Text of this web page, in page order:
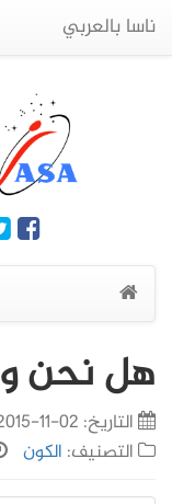
ناسا بالعربي
هل نحن
التاريخ: 02-11-2015
التصنيف: الكون